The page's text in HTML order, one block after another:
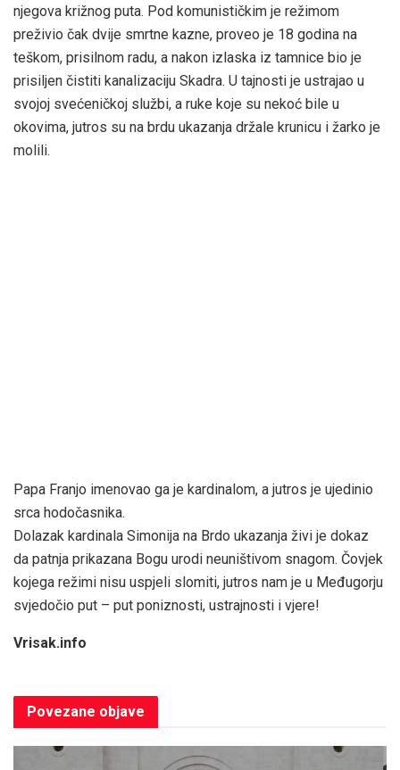
njegova križnog puta. Pod komunističkim je režimom
preživio čak dvije smrtne kazne, proveo je 18 godina na
teškom, prisilnom radu, a nakon izlaska iz tamnice bio je
prisiljen čistiti kanalizaciju Skadra. U tajnosti je ustrajao u
svojoj svećeničkoj službi, a ruke koje su nekoć bile u
okovima, jutros su na brdu ukazanja držale krunicu i žarko je
molili.
Papa Franjo imenovao ga je kardinalom, a jutros je ujedinio
srca hodočasnika.
Dolazak kardinala Simonija na Brdo ukazanja živi je dokaz
da patnja prikazana Bogu urodi neuništivom snagom. Čovjek
kojega režimi nisu uspjeli slomiti, jutros nam je u Međugorju
svjedočio put – put poniznosti, ustrajnosti i vjere!
Vrisak.info
Povezane objave